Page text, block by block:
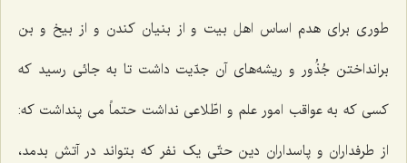
طورى براى هدم اساس اهل بیت و از بنیان کندن و از بیخ و بن
برانداختن جُذُور و ریشه‌هاى آن جدّیت داشت تا به جائى رسید که
کسى که به عواقب امور علم و اطّلاعى نداشت حتماً مى‌ پنداشت که:
از طرفداران و پاسداران دین حتّى یک نفر که بتواند در آتش بدمد،